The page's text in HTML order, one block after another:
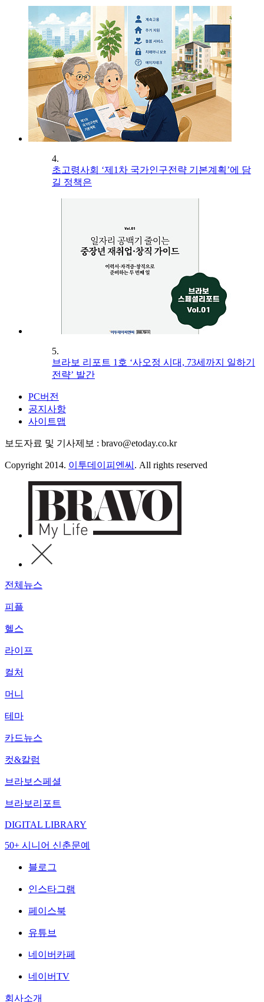
4.
초고령사회 ‘제1차 국가인구전략 기본계획’에 담
길 정책은
5.
브라보 리포트 1호 ‘사오정 시대, 73세까지 일하기
전략’ 발간
PC버전
공지사항
사이트맵
보도자료 및 기사제보 : bravo@etoday.co.kr
Copyright 2014. 이투데이피엔씨 . All rights reserved
전체뉴스
피플
헬스
라이프
컬처
머니
테마
카드뉴스
컷&칼럼
브라보스페셜
브라보리포트
DIGITAL LIBRARY
50+ 시니어 신춘문예
블로그
인스타그램
페이스북
유튜브
네이버카페
네이버TV
회사소개